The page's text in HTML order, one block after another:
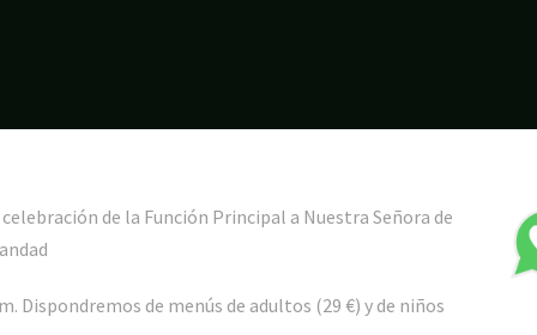
de la Función Principal a Nuestra Señora de
Dispondremos de menús de adultos (29 €) y de niños